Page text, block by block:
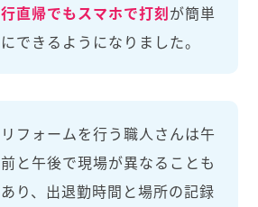
行直帰でもスマホで打刻が簡単
にできるようになりました。
リフォームを行う職人さんは午
前と午後で現場が異なることも
あり、出退勤時間と場所の記録